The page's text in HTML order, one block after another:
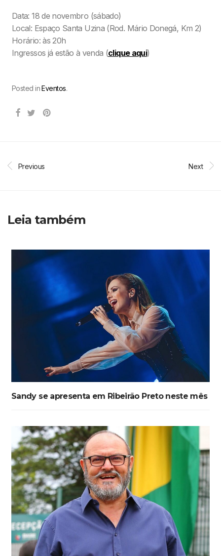
Data: 18 de novembro (sábado)
Local: Espaço Santa Uzina (Rod. Mário Donegá, Km 2)
Horário: às 20h
Ingressos já estão à venda (clique aqui)
Posted inEventos.
Previous Next
Leia também
Sandy se apresenta em Ribeirão Preto neste mês